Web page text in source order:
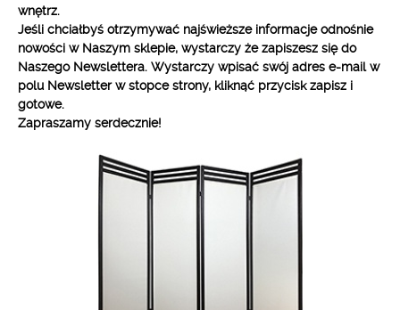
wnętrz.
Jeśli chciałbyś otrzymywać najświeższe informacje odnośnie
nowości w Naszym sklepie, wystarczy że zapiszesz się do
Naszego Newslettera. Wystarczy wpisać swój adres e-mail w
polu Newsletter w stopce strony, kliknąć przycisk zapisz i
gotowe.
Zapraszamy serdecznie!